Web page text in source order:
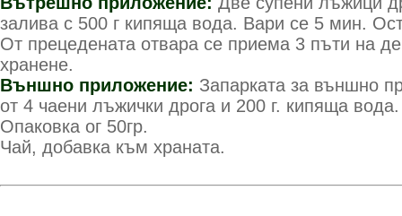
залива с 500 г кипяща вода. Вари се 5 мин.
От прецедената отвара се приема 3 пъти на
хранене.
Външно приложение: Запарката за външно
от 4 чаени лъжички дрога и 200 г. кипяща вода.
Опаковка ог 50гр.
Чай, добавка към храната.